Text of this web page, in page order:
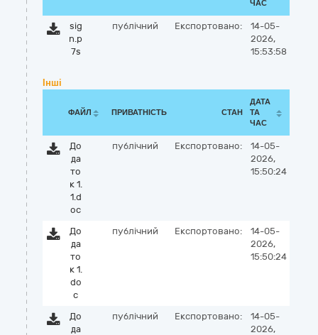
ЧАС
sig
n.p
7s
публічний Експортовано:
14-05-
2026,
15:53:58
Інші
ФАЙЛ ПРИВАТНІСТЬ СТАН
ДАТА
ТА
ЧАС
До
да
то
к 1.
1.d
oc
публічний Експортовано:
14-05-
2026,
15:50:24
До
да
то
к 1.
do
c
публічний Експортовано:
14-05-
2026,
15:50:24
До
да
публічний Експортовано:
14-05-
2026,